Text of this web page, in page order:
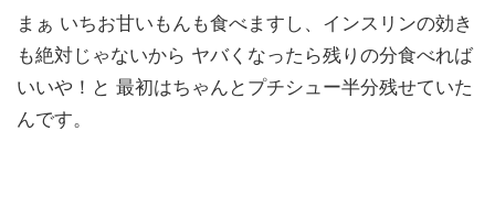
まぁ いちお甘いもんも食べますし、インスリンの効き
も絶対じゃないから ヤバくなったら残りの分食べれば
いいや！と 最初はちゃんとプチシュー半分残せていた
んです。